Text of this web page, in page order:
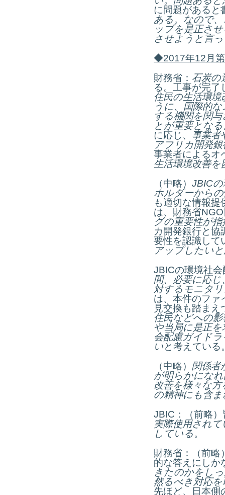
に問題があると
ある。なので
ップを是正さ
させようと言
◆2017年12 月第
財務省： 石炭の
る。工事が完了
住民の生活環
うに、国際的
する機関を関
とが重要となる
に応じ、 事業者
アフリカ開発
事業者によるオ
生活環境改善
（中略） JBIC
ホルダーから
も適切な情報提
は、財務省
グの重要性が
カ開発銀行と協
要性を認識して
アップしたい
JBICの環境社
間、必要に応
対するモニタ
は、本件のファ
見交換も踏ま
住民などへの
や当局に是正
会配慮ガイド
いと考えている
（中略） 関係者
が明らかにな
改善を様々な
の精神にも含
JBIC：（前略
実際使用され
している。
財務省：（前略
的な答えにしか
きたのかをし
然るべき対応
先ほど、日本側